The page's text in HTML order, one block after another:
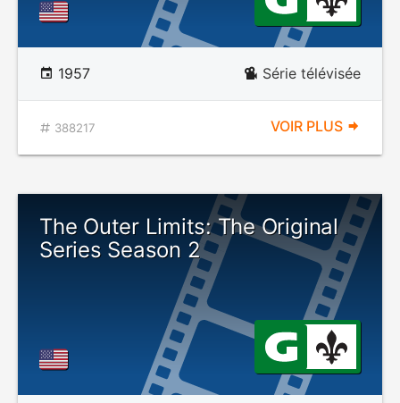
1957 Série télévisée
388217 VOIR PLUS
The Outer Limits: The Original
Series Season 2